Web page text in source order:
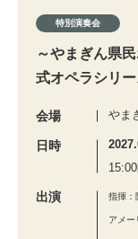
特別演奏会
～やまぎん県
式オペラシリ
会場 やま
日時
出演 指揮：
アメー